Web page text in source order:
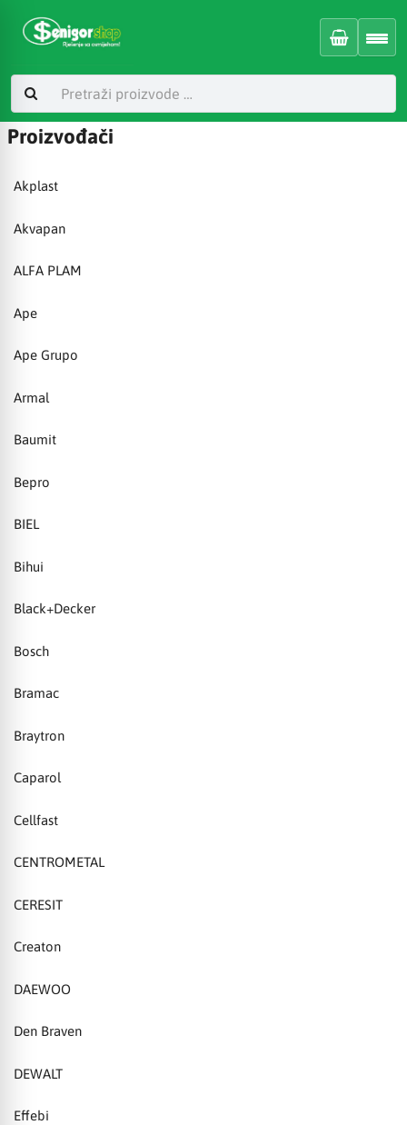
Proizvođači
Akplast
Akvapan
ALFA PLAM
Ape
Ape Grupo
Armal
Baumit
Bepro
BIEL
Bihui
Black+Decker
Bosch
Bramac
Braytron
Caparol
Cellfast
CENTROMETAL
CERESIT
Creaton
DAEWOO
Den Braven
DEWALT
Effebi